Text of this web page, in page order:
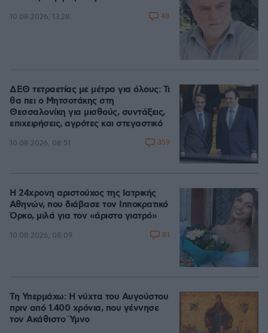
10.08.2026, 13:28 48
ΔΕΘ τετραετίας με μέτρα για όλους: Τι
θα πει ο Μητσοτάκης στη
Θεσσαλονίκη για μισθούς, συντάξεις,
επιχειρήσεις, αγρότες και στεγαστικό
10.08.2026, 08:51 359
Η 24χρονη αριστούχος της Ιατρικής
Αθηνών, που διάβασε τον Ιπποκρατικό
Όρκο, μιλά για τον «άριστο γιατρό»
10.08.2026, 08:09 81
Τη Υπερμάχω: Η νύχτα του Αυγούστου
πριν από 1.400 χρόνια, που γέννησε
τον Ακάθιστο Ύμνο